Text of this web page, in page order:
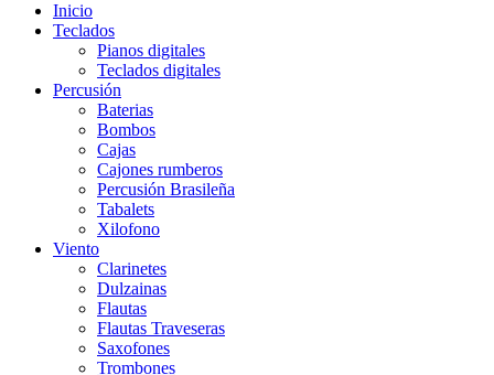
Inicio
Teclados
Pianos digitales
Teclados digitales
Percusión
Baterias
Bombos
Cajas
Cajones rumberos
Percusión Brasileña
Tabalets
Xilofono
Viento
Clarinetes
Dulzainas
Flautas
Flautas Traveseras
Saxofones
Trombones